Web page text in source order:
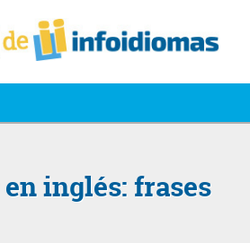
inglés: frases